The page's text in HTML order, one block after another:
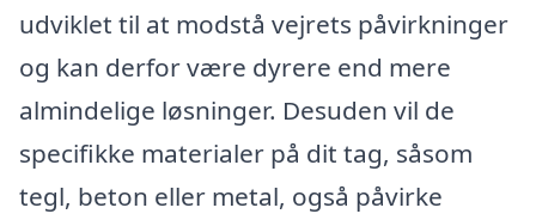
udviklet til at modstå vejrets påvirkninger
og kan derfor være dyrere end mere
almindelige løsninger. Desuden vil de
specifikke materialer på dit tag, såsom
tegl, beton eller metal, også påvirke